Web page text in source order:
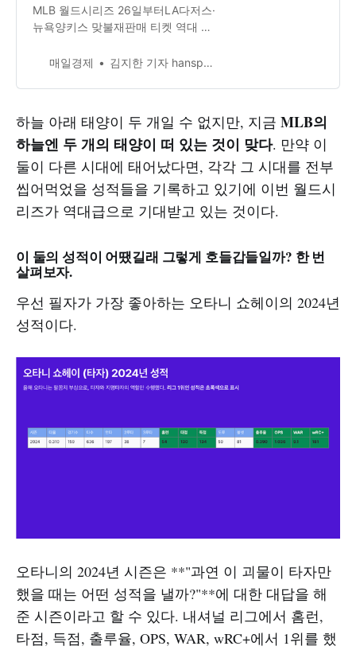
MLB 월드시리즈 26일부터LA다저스·
뉴욕양키스 맞불재판매 티켓 역대 최
매일경제
김지한 기자 hanspomk.co.kr
하늘 아래 태양이 두 개일 수 없지만, 지금 MLB의
하늘엔 두 개의 태양이 떠 있는 것이 맞다. 만약 이
둘이 다른 시대에 태어났다면, 각각 그 시대를 전부
씹어먹었을 성적들을 기록하고 있기에 이번 월드시
리즈가 역대급으로 기대받고 있는 것이다.
이 둘의 성적이 어땠길래 그렇게 호들갑들일까? 한 번
살펴보자.
우선 필자가 가장 좋아하는 오타니 쇼헤이의 2024년
성적이다.
오타니의 2024년 시즌은 **"과연 이 괴물이 타자만
했을 때는 어떤 성적을 낼까?"**에 대한 대답을 해
준 시즌이라고 할 수 있다. 내셔널 리그에서 홈런,
타점, 득점, 출루율, OPS, WAR, wRC+에서 1위를 했